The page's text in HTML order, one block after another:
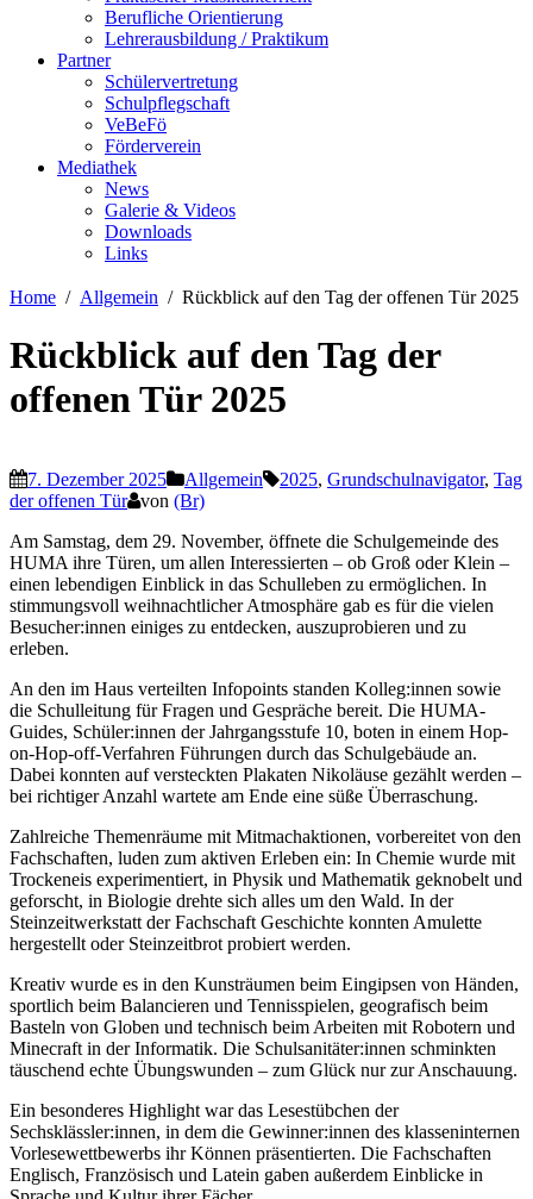
Berufliche Orientierung
Lehrerausbildung / Praktikum
Partner
Schülervertretung
Schulpflegschaft
VeBeFö
Förderverein
Mediathek
News
Galerie & Videos
Downloads
Links
Home Allgemein Rückblick auf den Tag der offenen Tür 2025
Rückblick auf den Tag der
offenen Tür 2025
7. Dezember 2025 Allgemein 2025, Grundschulnavigator, Tag
der offenen Tür
von (Br)
Am Samstag, dem 29. November, öffnete die Schulgemeinde des
HUMA ihre Türen, um allen Interessierten – ob Groß oder Klein –
einen lebendigen Einblick in das Schulleben zu ermöglichen. In
stimmungsvoll weihnachtlicher Atmosphäre gab es für die vielen
Besucher:innen einiges zu entdecken, auszuprobieren und zu
erleben.
An den im Haus verteilten Infopoints standen Kolleg:innen sowie
die Schulleitung für Fragen und Gespräche bereit. Die HUMA-
Guides, Schüler:innen der Jahrgangsstufe 10, boten in einem Hop-
on-Hop-off-Verfahren Führungen durch das Schulgebäude an.
Dabei konnten auf versteckten Plakaten Nikoläuse gezählt werden –
bei richtiger Anzahl wartete am Ende eine süße Überraschung.
Zahlreiche Themenräume mit Mitmachaktionen, vorbereitet von den
Fachschaften, luden zum aktiven Erleben ein: In Chemie wurde mit
Trockeneis experimentiert, in Physik und Mathematik geknobelt und
geforscht, in Biologie drehte sich alles um den Wald. In der
Steinzeitwerkstatt der Fachschaft Geschichte konnten Amulette
hergestellt oder Steinzeitbrot probiert werden.
Kreativ wurde es in den Kunsträumen beim Eingipsen von Händen,
sportlich beim Balancieren und Tennisspielen, geografisch beim
Basteln von Globen und technisch beim Arbeiten mit Robotern und
Minecraft in der Informatik. Die Schulsanitäter:innen schminkten
täuschend echte Übungswunden – zum Glück nur zur Anschauung.
Ein besonderes Highlight war das Lesestübchen der
Sechsklässler:innen, in dem die Gewinner:innen des klasseninternen
Vorlesewettbewerbs ihr Können präsentierten. Die Fachschaften
Englisch, Französisch und Latein gaben außerdem Einblicke in